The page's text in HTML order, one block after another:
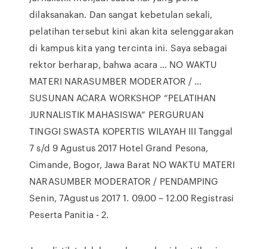
dilaksanakan. Dan sangat kebetulan sekali,
pelatihan tersebut kini akan kita selenggarakan
di kampus kita yang tercinta ini. Saya sebagai
rektor berharap, bahwa acara … NO WAKTU
MATERI NARASUMBER MODERATOR / …
SUSUNAN ACARA WORKSHOP “PELATIHAN
JURNALISTIK MAHASISWA” PERGURUAN
TINGGI SWASTA KOPERTIS WILAYAH III Tanggal
7 s/d 9 Agustus 2017 Hotel Grand Pesona,
Cimande, Bogor, Jawa Barat NO WAKTU MATERI
NARASUMBER MODERATOR / PENDAMPING
Senin, 7Agustus 2017 1. 09.00 – 12.00 Registrasi
Peserta Panitia - 2.